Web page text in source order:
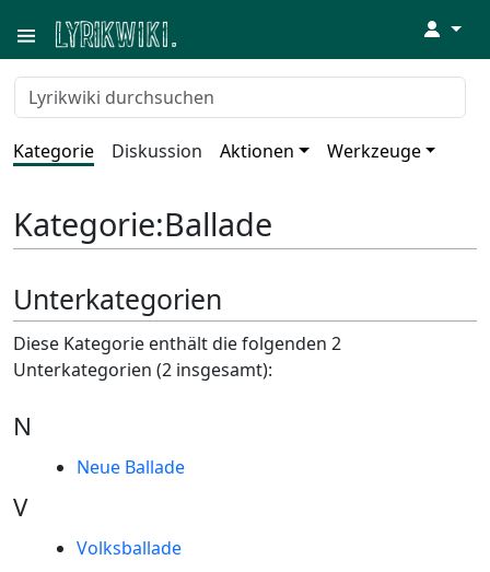
↓
Kategorie Diskussion Aktionen Werkzeuge
Kategorie:Ballade
Unterkategorien
Diese Kategorie enthält die folgenden 2
Unterkategorien (2 insgesamt):
N
Neue Ballade
V
Volksballade